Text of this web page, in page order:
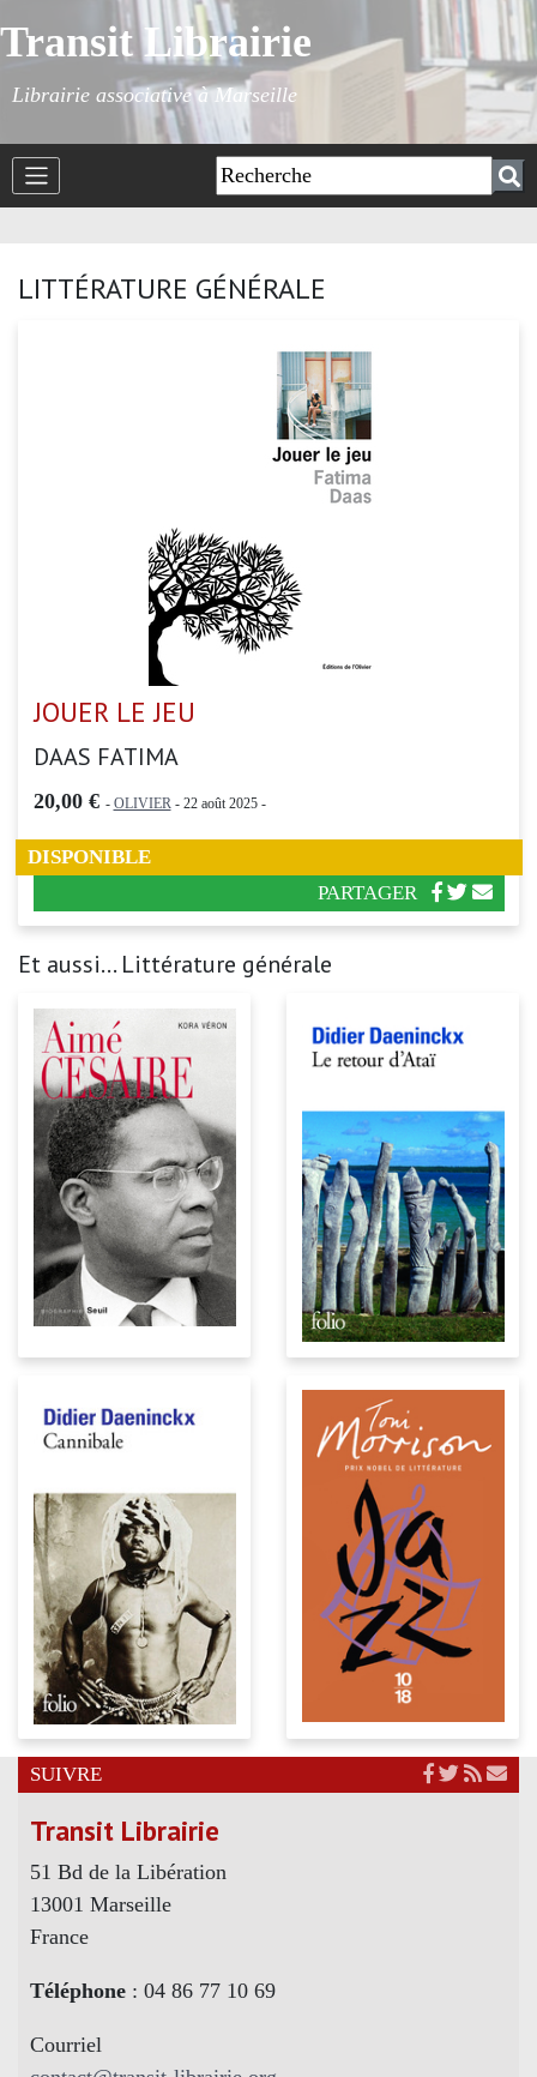
Transit Librairie
Librairie associative à Marseille
LITTÉRATURE GÉNÉRALE
JOUER LE JEU
DAAS FATIMA
20,00 € - OLIVIER - 22 août 2025 -
DISPONIBLE
PARTAGER
Et aussi... Littérature générale
SUIVRE
Transit Librairie
51 Bd de la Libération
13001 Marseille
France
Téléphone : 04 86 77 10 69
Courriel